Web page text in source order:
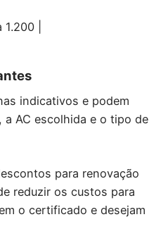
|
indicativos e podem
AC escolhida e o tipo de
para renovação
reduzir os custos para
o certificado e desejam